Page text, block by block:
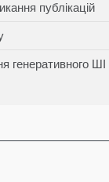
публікацій
генеративного ШІ